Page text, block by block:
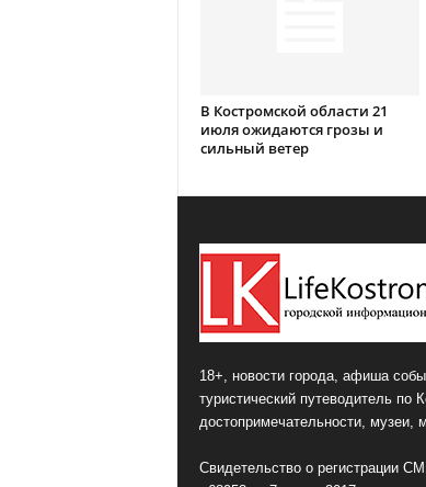
В Костромской области 21
июля ожидаются грозы и
сильный ветер
18+, новости города, афиша
туристический путеводитель по
достопримечательности, музеи,
Свидетельство о регистрации